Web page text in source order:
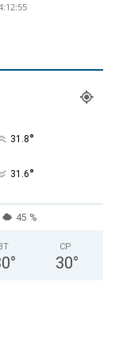
31.8°
31.6°
45 %
ВТ
°
СР
30°